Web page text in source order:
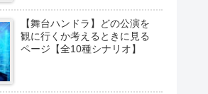
【舞台ハンドラ】どの公演を
観に行くか考えるときに見る
ページ【全10種シナリオ】